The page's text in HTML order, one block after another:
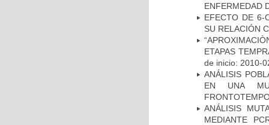
ENFERMEDAD
EFECTO DE 6-
SU RELACIÓN
ETAPAS
de inicio: 2010-
ANÁLISIS
EN UNA
ANÁLISIS
MEDIANTE